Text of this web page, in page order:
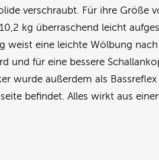
verschraubt. Für ihre Größe
kg überraschend leicht
weist eine leichte Wölbung
und für eine bessere
wurde außerdem als
befindet. Alles wirkt aus